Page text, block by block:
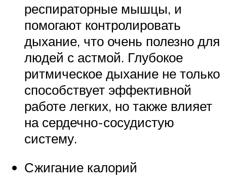
респираторные мышцы, и
помогают контролировать
дыхание, что очень полезно для
людей с астмой. Глубокое
ритмическое дыхание не только
способствует эффективной
работе легких, но также влияет
на сердечно-сосудистую
систему.
Сжигание калорий